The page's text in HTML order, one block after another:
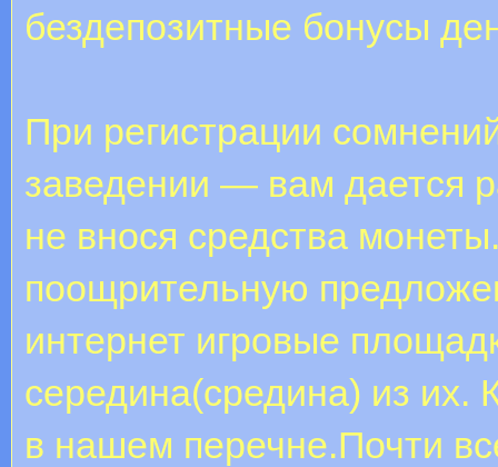
бездепозитные бонусы
При регистрации
заведении — вам дается
не внося средства
поощрительную
интернет игровые
середина(средина) из их.
в нашем перечне.Почти